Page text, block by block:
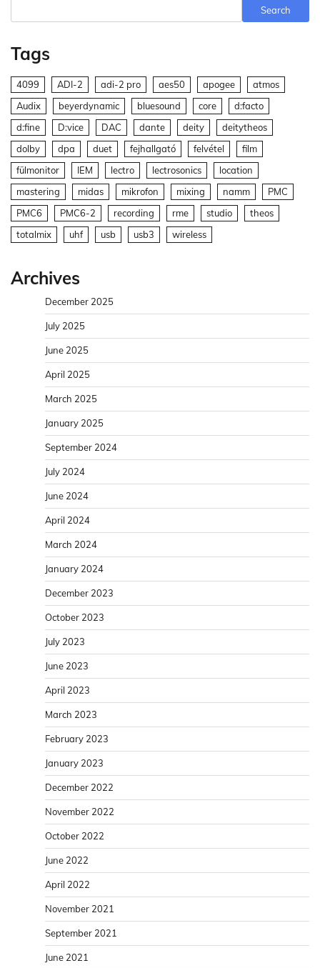
Search
Tags
4099 ADI-2 adi-2 pro aes50 apogee
atmos
Audix
beyerdynamic bluesound core
d:facto
d:fine
D:vice DAC dante deity
deitytheos
dolby
dpa duet fejhallgató felvétel
film
fülmonitor
IEM lectro lectrosonics
location
mastering
midas mikrofon mixing namm
PMC
PMC6
PMC6-2 recording rme studio
theos
totalmix
uhf usb usb3 wireless
Archives
December 2025
July 2025
June 2025
April 2025
March 2025
January 2025
September 2024
July 2024
June 2024
April 2024
March 2024
January 2024
December 2023
October 2023
July 2023
June 2023
April 2023
March 2023
February 2023
January 2023
December 2022
November 2022
October 2022
June 2022
April 2022
November 2021
September 2021
June 2021